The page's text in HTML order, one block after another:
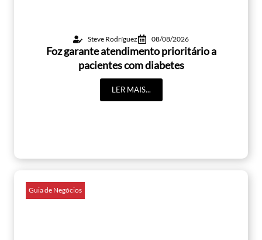
Steve Rodríguez 08/08/2026
Foz garante atendimento prioritário a
pacientes com diabetes
LER MAIS...
Guia de Negócios